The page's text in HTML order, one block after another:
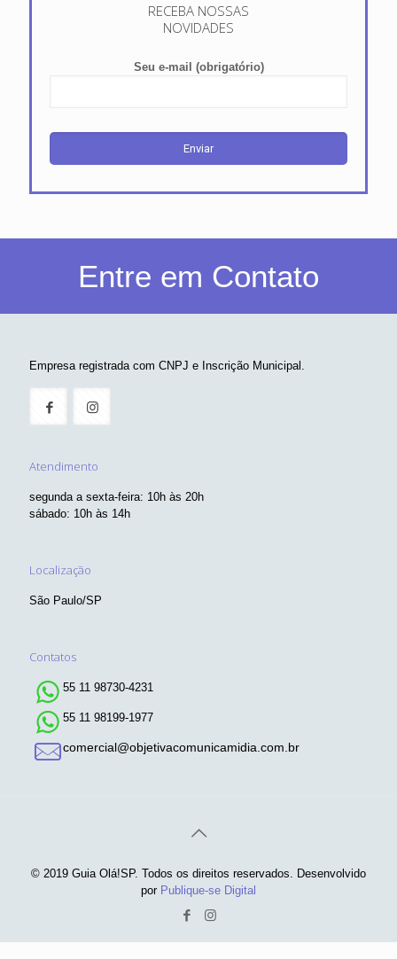
RECEBA NOSSAS
NOVIDADES
Seu e-mail (obrigatório)
Entre em Contato
Empresa registrada com CNPJ e Inscrição Municipal.
Atendimento
segunda a sexta-feira: 10h às 20h
sábado: 10h às 14h
Localização
São Paulo/SP
Contatos
55 11 98730-4231
55 11 98199-1977
comercial@objetivacomunicamidia.com.br
© 2019 Guia Olá!SP. Todos os direitos reservados. Desenvolvido
por Publique-se Digital